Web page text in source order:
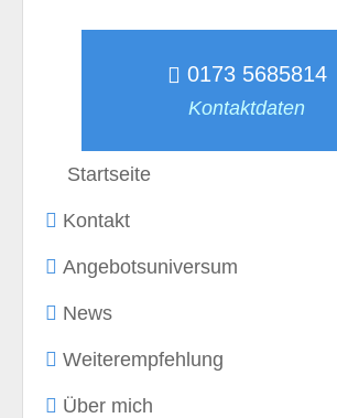
0173 5685814
Kontaktdaten
Startseite
Kontakt
Angebotsuniversum
News
Weiterempfehlung
Über mich